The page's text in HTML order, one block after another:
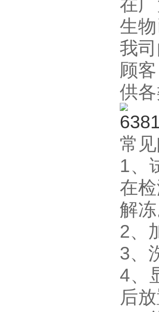
在
生
我
顾
供
常
1、
在
解
2、
3、
4、
后